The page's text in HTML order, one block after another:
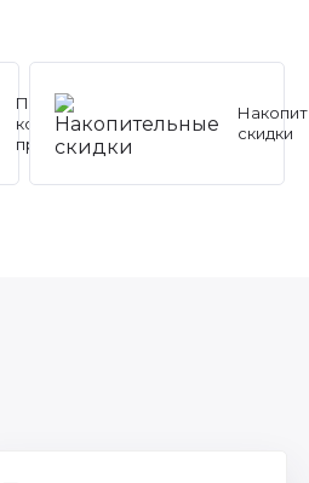
Профессиональные
консультации
при выборе товара
скидки